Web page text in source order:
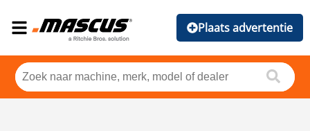
Plaats advertentie